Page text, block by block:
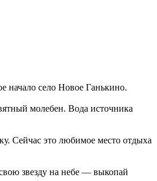
начало село Новое Ганькино.
молебен. Вода источника
Сейчас это любимое место отдыха
звезду на небе — выкопай